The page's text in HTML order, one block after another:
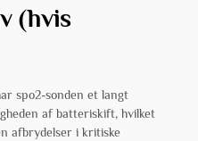
(hvis
spo2-sonden et langt
af batteriskift, hvilket
afbrydelser i kritiske